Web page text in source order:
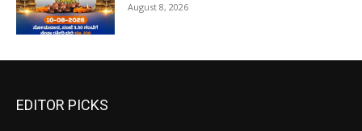
August 8, 2026
EDITOR PICKS